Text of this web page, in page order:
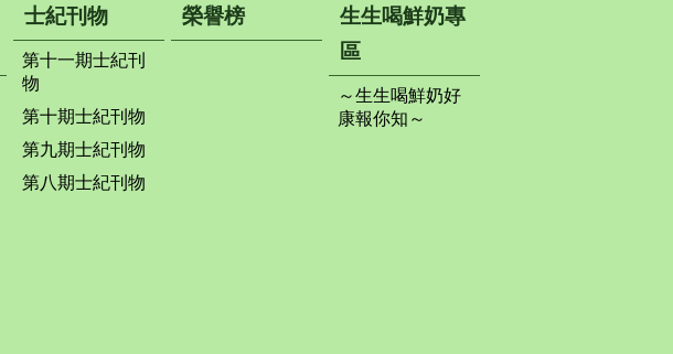
士紀刊物
第十一期士紀刊
物
第十期士紀刊物
第九期士紀刊物
第八期士紀刊物
榮譽榜
生生喝鮮奶專
區
～生生喝鮮奶好
康報你知～